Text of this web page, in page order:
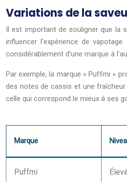
Variations de la
Il est important de souligner que la
influencer l’expérience de
considérablement d’une marque à
Par exemple, la marque « Puffmi »
des notes de cassis et une
celle qui correspond le mieux à ses
Marque
Puffmi